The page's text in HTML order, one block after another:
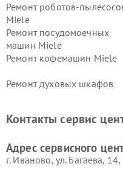
Ремонт роботов-
Miele
Ремонт посудомоечных
машин Miele
Ремонт кофемашин Miele
Ремонт духовых шкафов
Miele
Miele
Контакты сервис
Адрес сервисного
г. Иваново, ул. Багаева,